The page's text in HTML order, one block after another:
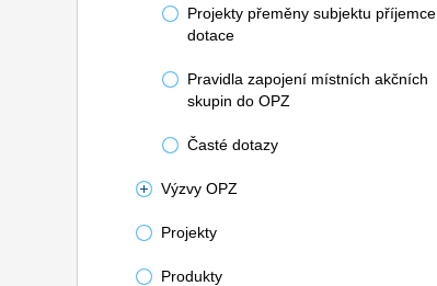
Projekty přeměny subjektu příjemce
dotace
Pravidla zapojení místních akčních
skupin do OPZ
Časté dotazy
Výzvy OPZ
Projekty
Produkty